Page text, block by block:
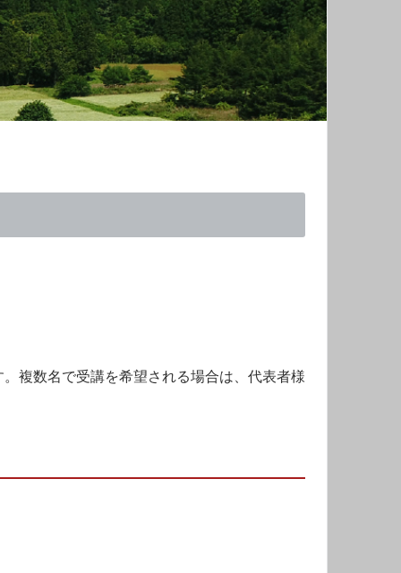
複数名で受講を希望される場合は、代表者様